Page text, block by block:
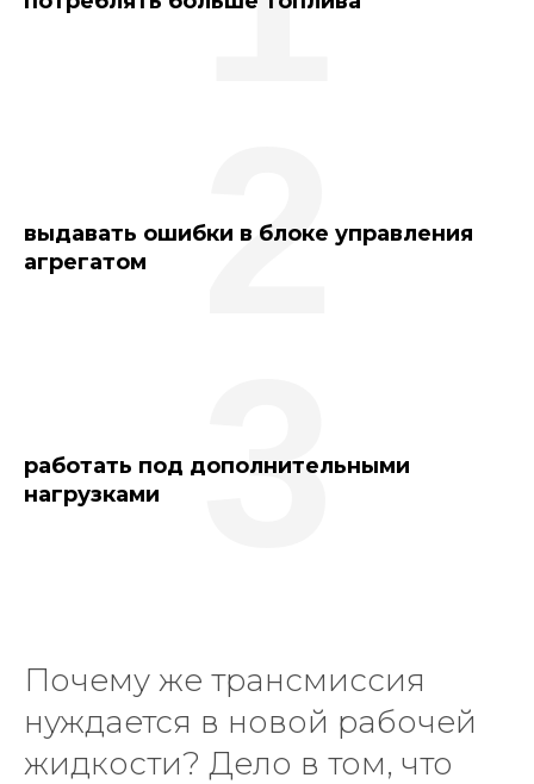
выдавать ошибки в блоке управления
агрегатом
2
работать под дополнительными
нагрузками
3
Почему же трансмиссия
нуждается в новой рабочей
жидкости? Дело в том, что